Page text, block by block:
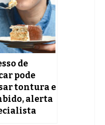
de
pode
tontura e
alerta